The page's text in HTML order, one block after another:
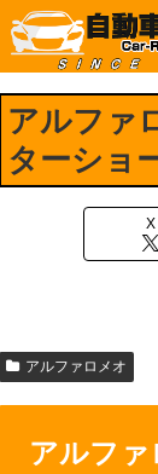
アルファ
ターショ
X
アルファロメオ
アルファ